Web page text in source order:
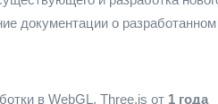
документации о
в WebGL, Three.js от 1 года